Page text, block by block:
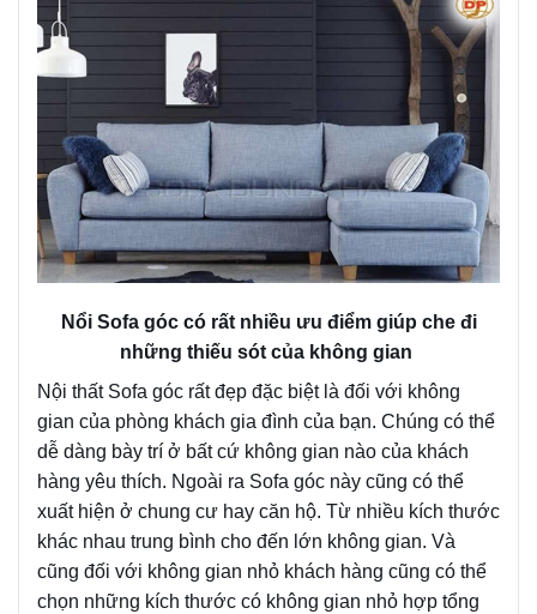
Nổi Sofa góc có rất nhiều ưu điểm giúp che đi
những thiếu sót của không gian
Nội thất Sofa góc rất đẹp đặc biệt là đối với không
gian của phòng khách gia đình của bạn. Chúng có thể
dễ dàng bày trí ở bất cứ không gian nào của khách
hàng yêu thích. Ngoài ra Sofa góc này cũng có thể
xuất hiện ở chung cư hay căn hộ. Từ nhiều kích thước
khác nhau trung bình cho đến lớn không gian. Và
cũng đối với không gian nhỏ khách hàng cũng có thể
chọn những kích thước có không gian nhỏ hợp tổng